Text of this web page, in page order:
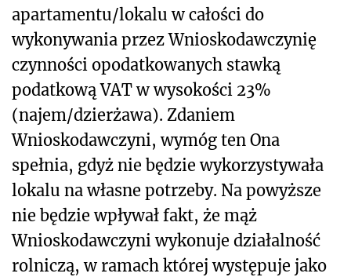
apartamentu/lokalu w całości do
wykonywania przez Wnioskodawczynię
czynności opodatkowanych stawką
podatkową VAT w wysokości 23%
(najem/dzierżawa). Zdaniem
Wnioskodawczyni, wymóg ten Ona
spełnia, gdyż nie będzie wykorzystywała
lokalu na własne potrzeby. Na powyższe
nie będzie wpływał fakt, że mąż
Wnioskodawczyni wykonuje działalność
rolniczą, w ramach której występuje jako